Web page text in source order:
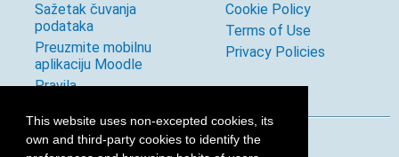
This website uses non-excepted cookies, its
own and third-party cookies to identify the
Sažetak čuvanja
podataka
Preuzmite mobilnu
aplikaciju Moodle
Pravila
Cookie Policy
Terms of Use
Privacy Policies
Follow us